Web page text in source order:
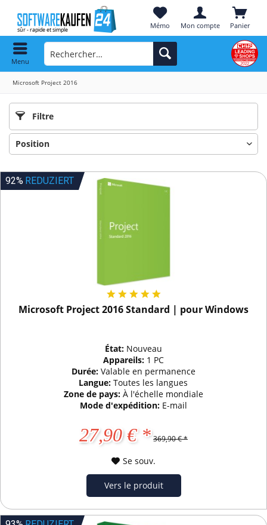
Panier
Mémo Mon compte
Menu
Microsoft Project 2016
Filtre
92% REDUZIERT
Microsoft Project 2016 Standard | pour Windows
État: Nouveau
Appareils: 1 PC
Durée: Valable en permanence
Langue:Toutes les langues
Zone de pays: À l'échelle mondiale
Mode d'expédition: E-mail
27,90 € * 369,90 € *
Se souv.
Vers le produit